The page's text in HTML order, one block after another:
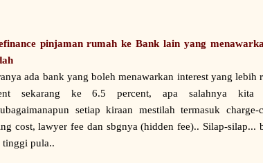
pinjaman rumah ke Bank lain yang
ada bank yang boleh menawarkan interest yang lebih
sekarang ke 6.5 percent, apa salahnya kita
setiap kiraan mestilah termasuk
cost, lawyer fee dan sbgnya (hidden fee).. Silap-silap...
tinggi pula..